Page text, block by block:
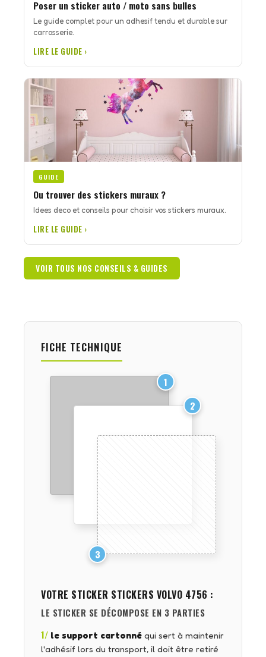
Poser un sticker auto / moto sans bulles
Le guide complet pour un adhesif tendu et durable sur
carrosserie.
LIRE LE GUIDE ›
GUIDE
Ou trouver des stickers muraux ?
Idees deco et conseils pour choisir vos stickers muraux.
LIRE LE GUIDE ›
VOIR TOUS NOS CONSEILS & GUIDES
FICHE TECHNIQUE
1
2
3
VOTRE STICKER STICKERS VOLVO 4756 :
LE STICKER SE DÉCOMPOSE EN 3 PARTIES
1/ le support cartonné qui sert à maintenir
l'adhésif lors du transport, il doit être retiré